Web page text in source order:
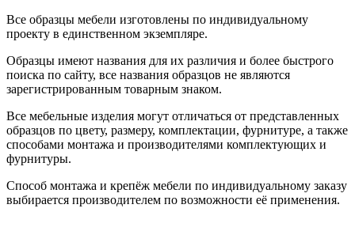
Все образцы мебели изготовлены по индивидуальному
проекту в единственном экземпляре.
Образцы имеют названия для их различия и более быстрого
поиска по сайту, все названия образцов не являются
зарегистрированным товарным знаком.
Все мебельные изделия могут отличаться от представленных
образцов по цвету, размеру, комплектации, фурнитуре, а также
способами монтажа и производителями комплектующих и
фурнитуры.
Способ монтажа и крепёж мебели по индивидуальному заказу
выбирается производителем по возможности её применения.